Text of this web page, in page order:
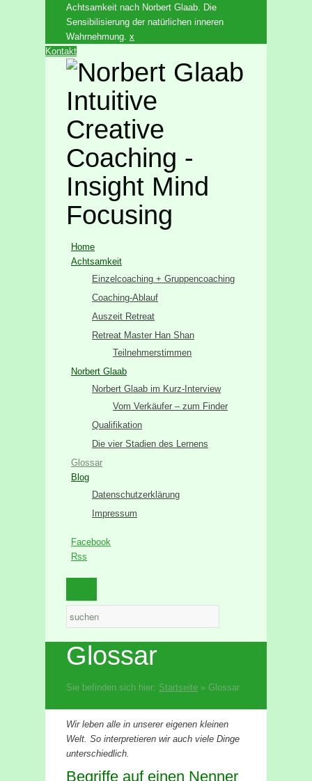
Achtsamkeit nach Norbert Glaab. Die
Sensibilisierung der natürlichen inneren
Wahrnehmung. x
Kontakt
Home
Achtsamkeit
Einzelcoaching + Gruppencoaching
Coaching-Ablauf
Auszeit Retreat
Retreat Master Han Shan
Teilnehmerstimmen
Norbert Glaab
Norbert Glaab im Kurz-Interview
Vom Verkäufer – zum Finder
Qualifikation
Die vier Stadien des Lernens
Glossar
Blog
Datenschutzerklärung
Impressum
Facebook
Rss
Glossar
Sie befinden sich hier: Startseite » Glossar
Wir leben alle in unserer eigenen kleinen
Welt. So interpretieren wir auch viele Dinge
unterschiedlich.
Begriffe auf einen Nenner